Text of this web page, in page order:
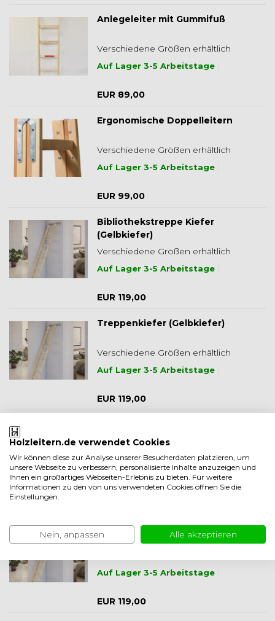
Anlegeleiter mit Gummifuß
Verschiedene Größen erhältlich
Auf Lager 3-5 Arbeitstage
EUR 89,00
Ergonomische Doppelleitern
Verschiedene Größen erhältlich
Auf Lager 3-5 Arbeitstage
EUR 99,00
Bibliothekstreppe Kiefer
(Gelbkiefer)
Verschiedene Größen erhältlich
Auf Lager 3-5 Arbeitstage
EUR 119,00
Treppenkiefer (Gelbkiefer)
Verschiedene Größen erhältlich
Auf Lager 3-5 Arbeitstage
EUR 119,00
Verschiedene Größen erhältlich
Auf Lager 3-5 Arbeitstage
Holz-Dachbodenleiter Kiefer
(Tischlerleiter)
Auf Lager 3-5 Arbeitstage
EUR 119,00
Holzleitern.de verwendet Cookies
Wir können diese zur Analyse unserer Besucherdaten platzieren, um
unsere Webseite zu verbessern, personalisierte Inhalte anzuzeigen und
Ihnen ein großartiges Webseiten-Erlebnis zu bieten. Für weitere
Informationen zu den von uns verwendeten Cookies öffnen Sie die
Einstellungen.
Nein, anpassen Alle akzeptieren